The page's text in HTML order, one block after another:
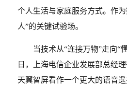
个人生活与家庭服务方式。作
人”的关键试验场。
当技术从“连接万物”走向“
日，上海电信企业发展部总经
天翼智屏看作一个更大的语音